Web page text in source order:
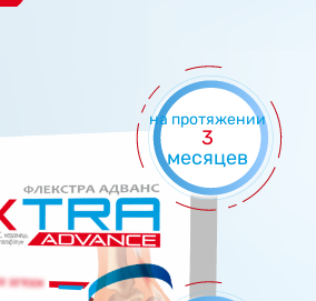
на протяжении
3
месяцев